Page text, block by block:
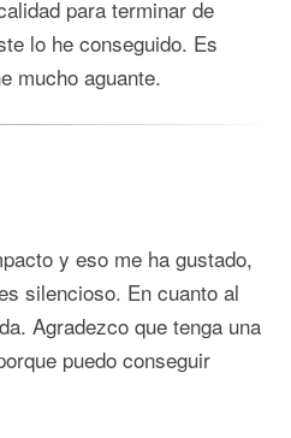
para terminar de
lo he conseguido. Es
mucho aguante.
y eso me ha gustado,
silencioso. En cuanto al
Agradezco que tenga una
puedo conseguir